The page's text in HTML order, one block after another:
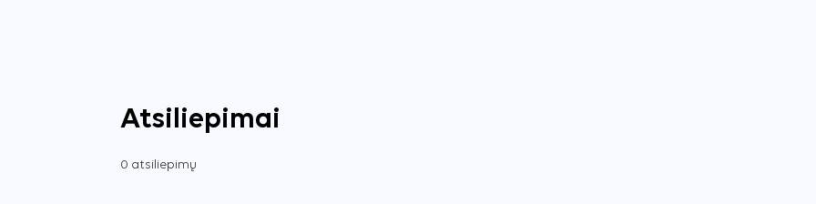
Atsiliepimai
0 atsiliepimų